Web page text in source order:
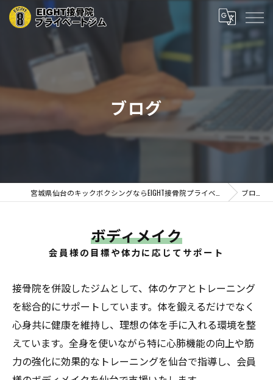
ブログ
ブログ
ボディメイク
会員様の目標や体力に応じてサポート
接骨院を併設したジムとして、体のケアとトレーニング
を総合的にサポートしています。体を鍛えるだけでなく
心身共に健康を維持し、理想の体を手に入れる環境を整
えています。全身を使いながら特に心肺機能の向上や筋
力の強化に効果的なトレーニングを仙台で指導し、会員